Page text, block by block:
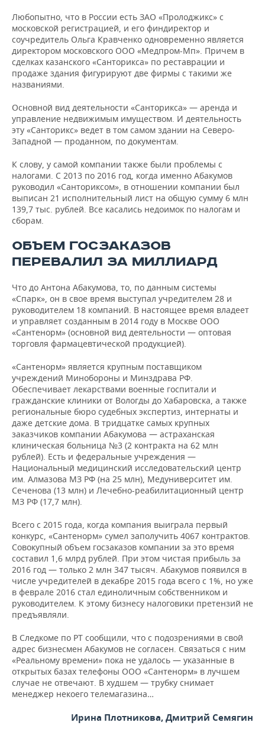
Любопытно, что в России есть ЗАО «Пролоджикс» с
московской регистрацией, и его финдиректор и
соучредитель Ольга Кравченко одновременно является
директором московского ООО «Медпром-Мп». Причем в
сделках казанского «Санторикса» по реставрации и
продаже здания фигурируют две фирмы с такими же
названиями.
Основной вид деятельности «Санторикса» — аренда и
управление недвижимым имуществом. И деятельность
эту «Санторикс» ведет в том самом здании на Северо-
Западной — проданном, по документам.
К слову, у самой компании также были проблемы с
налогами. С 2013 по 2016 год, когда именно Абакумов
руководил «Санториксом», в отношении компании был
выписан 21 исполнительный лист на общую сумму 6 млн
139,7 тыс. рублей. Все касались недоимок по налогам и
сборам.
ОБЪЕМ ГОСЗАКАЗОВ
ПЕРЕВАЛИЛ ЗА МИЛЛИАРД
Что до Антона Абакумова, то, по данным системы
«Спарк», он в свое время выступал учредителем 28 и
руководителем 18 компаний. В настоящее время владеет
и управляет созданным в 2014 году в Москве ООО
«Сантенорм» (основной вид деятельности — оптовая
торговля фармацевтической продукцией).
«Сантенорм» является крупным поставщиком
учреждений Минобороны и Минздрава РФ.
Обеспечивает лекарствами военные госпитали и
гражданские клиники от Вологды до Хабаровска, а также
региональные бюро судебных экспертиз, интернаты и
даже детские дома. В тридцатке самых крупных
заказчиков компании Абакумова — астраханская
клиническая больница №3 (2 контракта на 62 млн
рублей). Есть и федеральные учреждения —
Национальный медицинский исследовательский центр
им. Алмазова МЗ РФ (на 25 млн), Медуниверситет им.
Сеченова (13 млн) и Лечебно-реабилитационный центр
МЗ РФ (17,7 млн).
Всего с 2015 года, когда компания выиграла первый
конкурс, «Сантенорм» сумел заполучить 4067 контрактов.
Совокупный объем госзаказов компании за это время
составил 1,6 млрд рублей. При этом чистая прибыль за
2016 год — только 2 млн 347 тысяч. Абакумов появился в
числе учредителей в декабре 2015 года всего с 1%, но уже
в феврале 2016 стал единоличным собственником и
руководителем. К этому бизнесу налоговики претензий не
предъявляли.
В Следкоме по РТ сообщили, что с подозрениями в свой
адрес бизнесмен Абакумов не согласен. Связаться с ним
«Реальному времени» пока не удалось — указанные в
открытых базах телефоны ООО «Сантенорм» в лучшем
случае не отвечают. В худшем — трубку снимает
менеджер некоего телемагазина…
Ирина Плотникова, Дмитрий Семягин